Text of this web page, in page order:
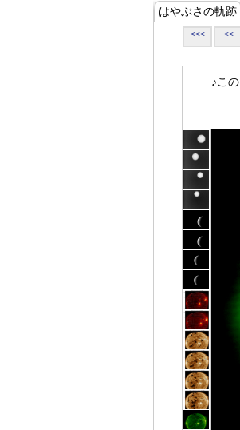
はやぶさの軌跡
<<< <<
♪この